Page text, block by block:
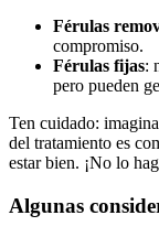
Férulas
compromiso.
Férulas fijas:
pero pueden
Ten cuidado:
del tratamiento es
estar bien. ¡No lo
Algunas